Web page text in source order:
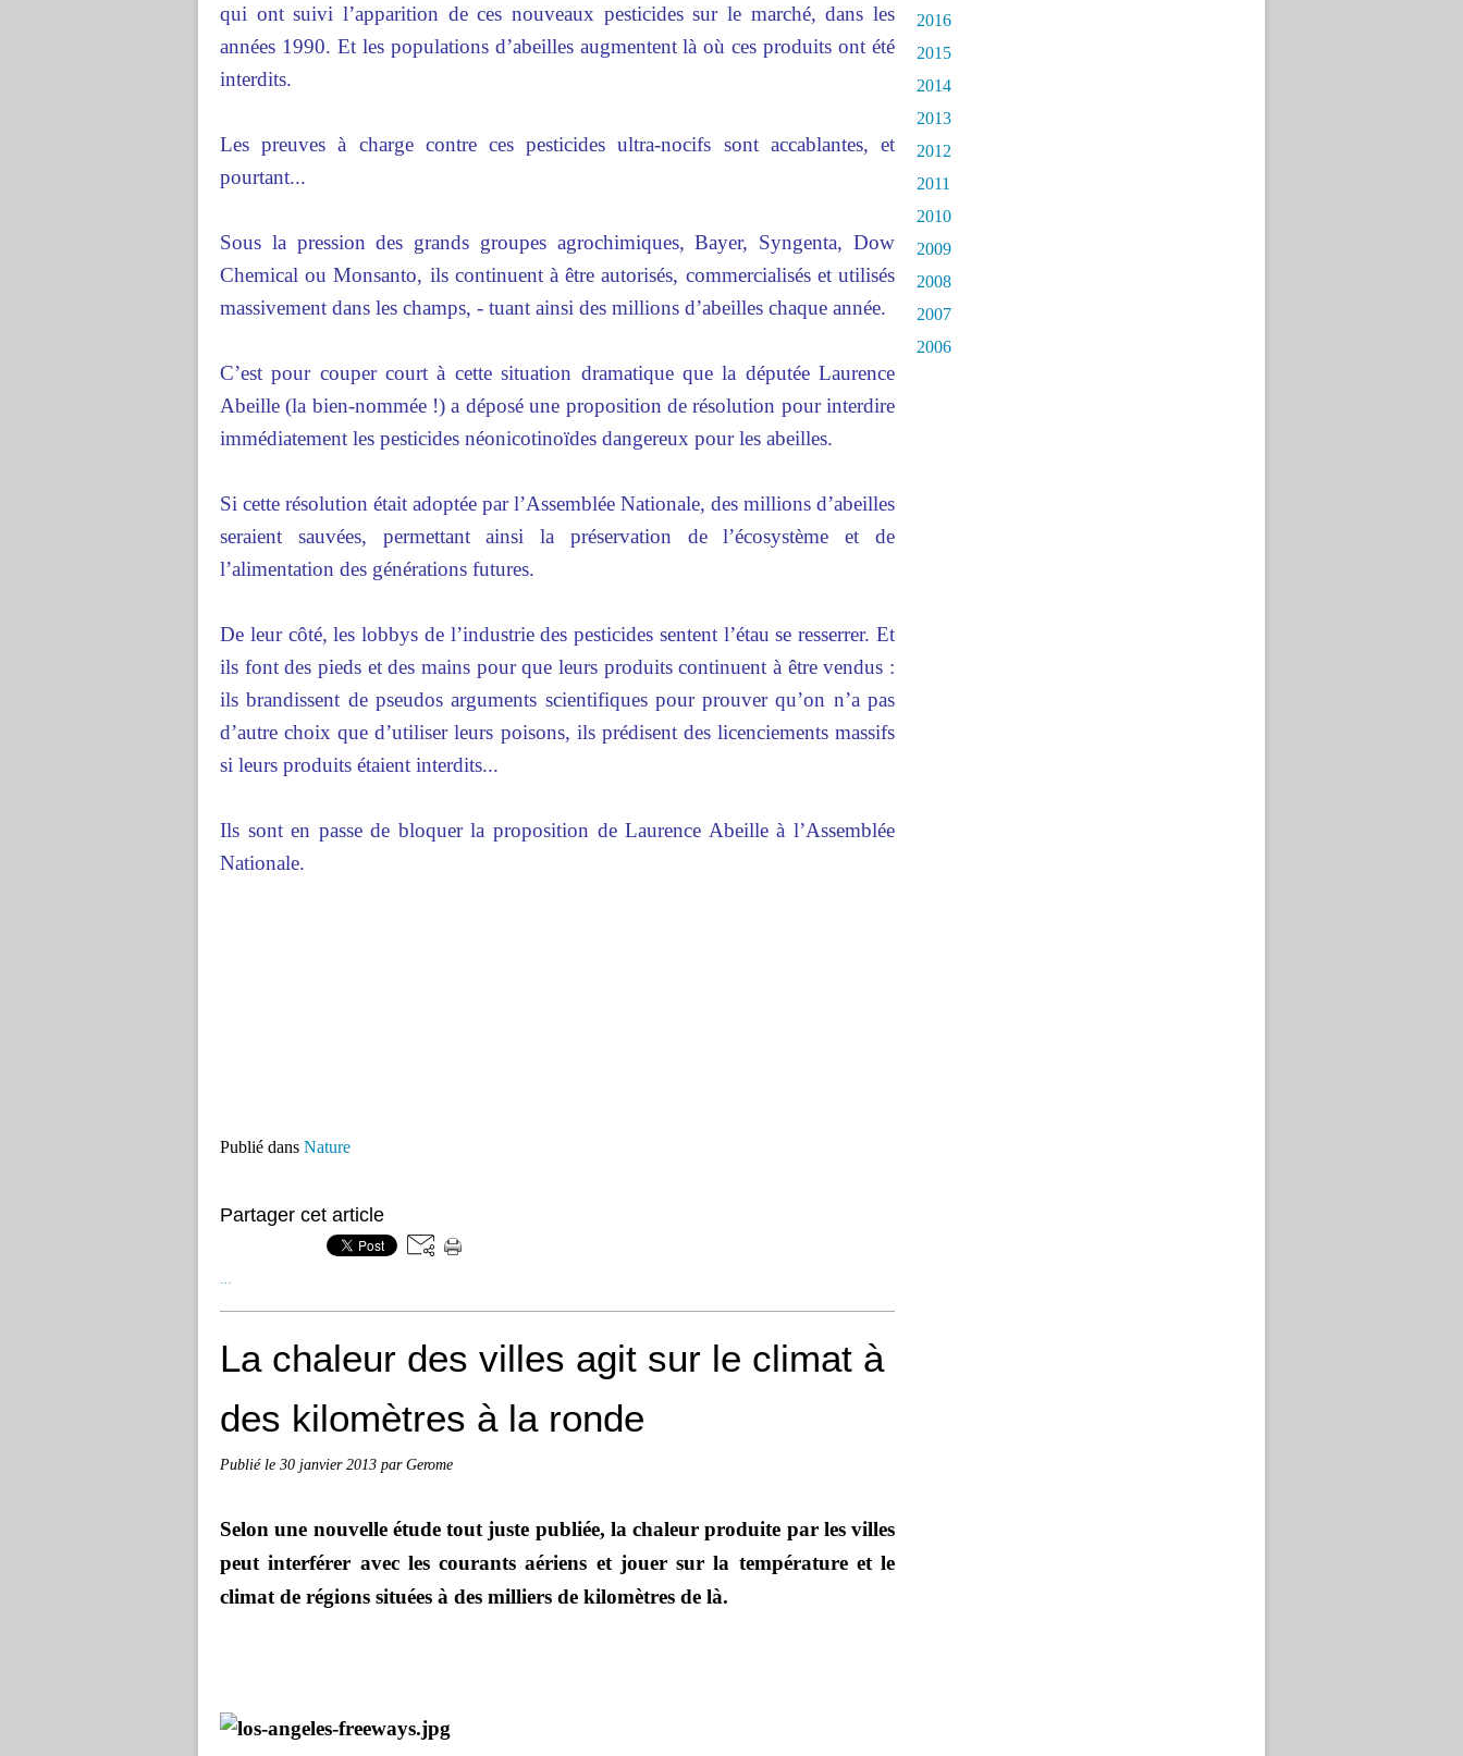
qui ont suivi l’apparition de ces nouveaux pesticides sur le marché, dans les
années 1990. Et les populations d’abeilles augmentent là où ces produits ont été
interdits.
Les preuves à charge contre ces pesticides ultra-nocifs sont accablantes, et
pourtant...
Sous la pression des grands groupes agrochimiques, Bayer, Syngenta, Dow
Chemical ou Monsanto, ils continuent à être autorisés, commercialisés et utilisés
massivement dans les champs, - tuant ainsi des millions d’abeilles chaque année.
C’est pour couper court à cette situation dramatique que la députée Laurence
Abeille (la bien-nommée !) a déposé une proposition de résolution pour interdire
immédiatement les pesticides néonicotinoïdes dangereux pour les abeilles.
Si cette résolution était adoptée par l’Assemblée Nationale, des millions d’abeilles
seraient sauvées, permettant ainsi la préservation de l’écosystème et de
l’alimentation des générations futures.
De leur côté, les lobbys de l’industrie des pesticides sentent l’étau se resserrer. Et
ils font des pieds et des mains pour que leurs produits continuent à être vendus :
ils brandissent de pseudos arguments scientifiques pour prouver qu’on n’a pas
d’autre choix que d’utiliser leurs poisons, ils prédisent des licenciements massifs
si leurs produits étaient interdits...
Ils sont en passe de bloquer la proposition de Laurence Abeille à l’Assemblée
Nationale.
Publié dans Nature
Partager cet article
La chaleur des villes agit sur le climat à
des kilomètres à la ronde
Publié le 30 janvier 2013 par Gerome
Selon une nouvelle étude tout juste publiée, la chaleur produite par les villes
peut interférer avec les courants aériens et jouer sur la température et le
climat de régions situées à des milliers de kilomètres de là.
2016
2015
2014
2013
2012
2011
2010
2009
2008
2007
2006